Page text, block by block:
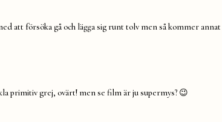
att försöka gå och lägga sig runt tolv men så kommer
primitiv grej, ovärt! men se film är ju supermys? 😉